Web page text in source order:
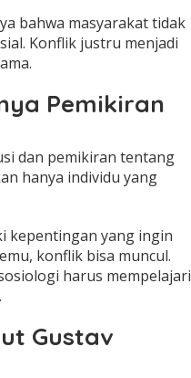
bahwa masyarakat tidak
Konflik justru menjadi
Pemikiran
dan pemikiran tentang
hanya individu yang
kepentingan yang ingin
konflik bisa muncul.
harus mempelajari
Gustav